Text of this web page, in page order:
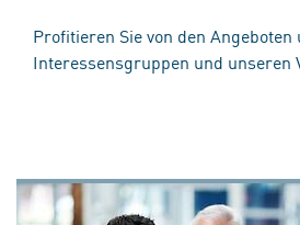
Profitieren Sie von den
Interessensgruppen und unseren